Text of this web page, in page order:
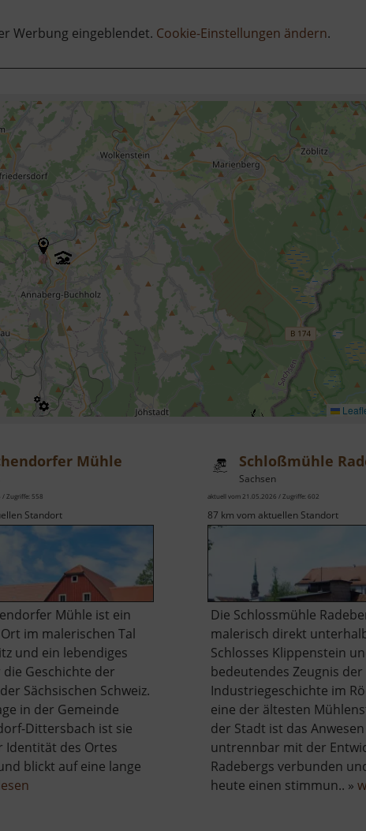
Werbung eingeblendet. Cookie-Einstellungen ändern.
Mühle
Zugriffe: 558
Standort
Mühle ist ein
im malerischen Tal
und ein lebendiges
Geschichte der
Sächsischen Schweiz.
in der Gemeinde
Dittersbach ist sie
Identität des Ortes
blickt auf eine lange
Schloßmühle
Sachsen
aktuell vom 21.05.2026 / Zugriffe: 602
87 km vom aktuellen Standort
Die Schlossmühle
malerisch direkt
Schlosses Klippenstein
bedeutendes Zeugnis der
Industriegeschichte im
eine der ältesten
der Stadt ist das Anwesen
untrennbar mit der
Radebergs verbunden
heute einen stimmun.. »